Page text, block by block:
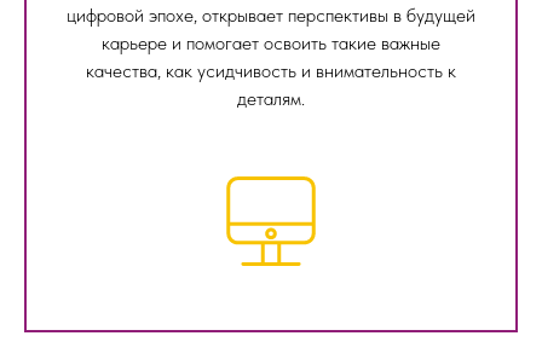
цифровой эпохе, открывает перспективы в будущей
карьере и помогает освоить такие важные
качества, как усидчивость и внимательность к
деталям.